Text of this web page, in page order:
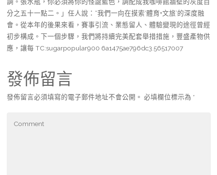
分之五十一點二。」任人說：“我們一向在摸索‘體育+文旅’的深度融
會。從本年的後果來看，賽事引流、業態留人、體驗變現的途徑曾經
初步構成。下一個步驟，我們將持續完美配套舉措措施，豐盛產物供
應，讓每 TC:sugarpopular900 6a1475ae796dc3.56517007
發佈留言
發佈留言必須填寫的電子郵件地址不會公開。 必填欄位標示為 *